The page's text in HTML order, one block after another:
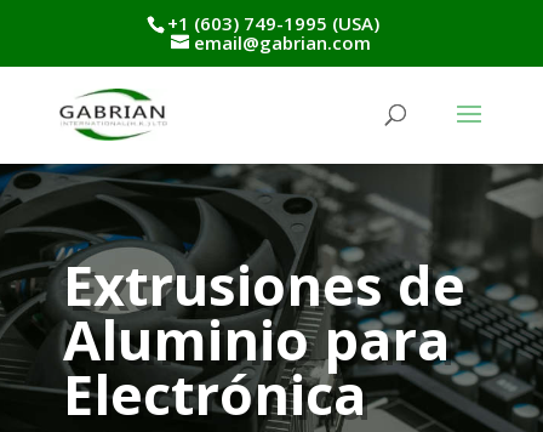
+1 (603) 749-1995 (USA)
email@gabrian.com
Extrusiones de
Aluminio para
Electrónica